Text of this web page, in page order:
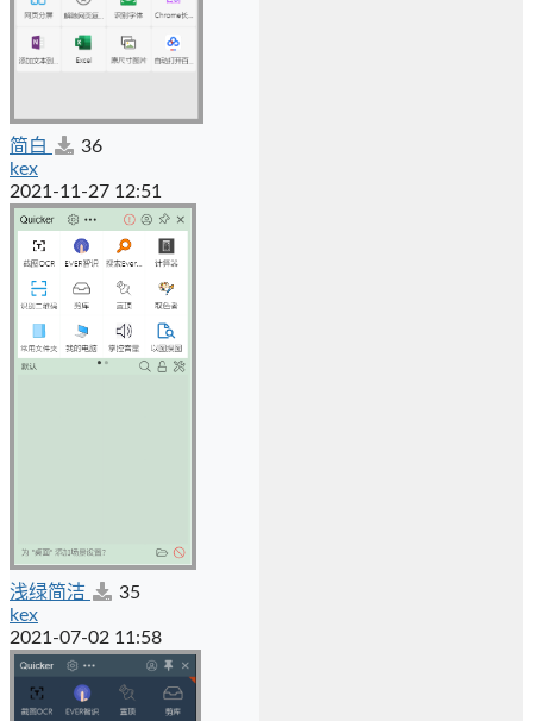
简白
36
kex
2021-11-27 12:51
浅绿简洁
35
kex
2021-07-02 11:58